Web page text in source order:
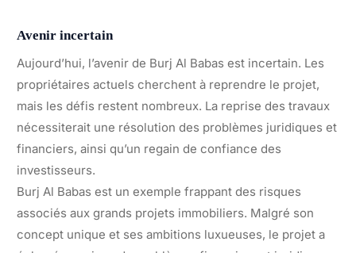
Avenir incertain
Aujourd’hui, l’avenir de Burj Al Babas est incertain. Les
propriétaires actuels cherchent à reprendre le projet,
mais les défis restent nombreux. La reprise des travaux
nécessiterait une résolution des problèmes juridiques et
financiers, ainsi qu’un regain de confiance des
investisseurs.
Burj Al Babas est un exemple frappant des risques
associés aux grands projets immobiliers. Malgré son
concept unique et ses ambitions luxueuses, le projet a